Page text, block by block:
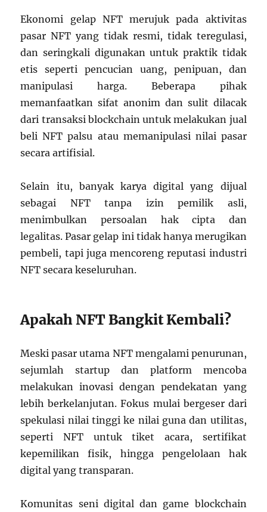
Ekonomi gelap NFT merujuk pada aktivitas
pasar NFT yang tidak resmi, tidak teregulasi,
dan seringkali digunakan untuk praktik tidak
etis seperti pencucian uang, penipuan, dan
manipulasi harga. Beberapa pihak
memanfaatkan sifat anonim dan sulit dilacak
dari transaksi blockchain untuk melakukan jual
beli NFT palsu atau memanipulasi nilai pasar
secara artifisial.
Selain itu, banyak karya digital yang dijual
sebagai NFT tanpa izin pemilik asli,
menimbulkan persoalan hak cipta dan
legalitas. Pasar gelap ini tidak hanya merugikan
pembeli, tapi juga mencoreng reputasi industri
NFT secara keseluruhan.
Apakah NFT Bangkit Kembali?
Meski pasar utama NFT mengalami penurunan,
sejumlah startup dan platform mencoba
melakukan inovasi dengan pendekatan yang
lebih berkelanjutan. Fokus mulai bergeser dari
spekulasi nilai tinggi ke nilai guna dan utilitas,
seperti NFT untuk tiket acara, sertifikat
kepemilikan fisik, hingga pengelolaan hak
digital yang transparan.
Komunitas seni digital dan game blockchain